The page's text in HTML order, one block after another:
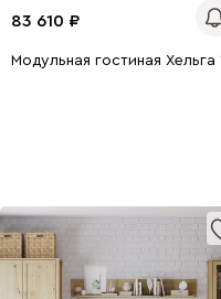
83 610
Модульная гостиная Хельга